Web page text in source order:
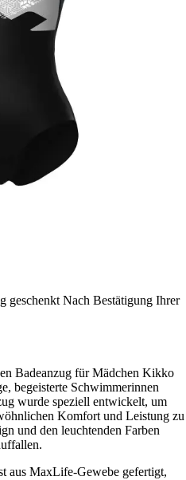
geschenkt Nach Bestätigung Ihrer
Badeanzug für Mädchen Kikko
begeisterte Schwimmerinnen
wurde speziell entwickelt, um
Komfort und Leistung zu
und den leuchtenden Farben
aus MaxLife-Gewebe gefertigt,